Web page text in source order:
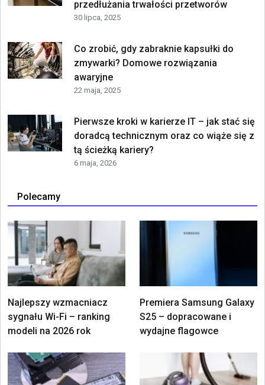
przedłużania trwałości przetworów
30 lipca, 2025
Co zrobić, gdy zabraknie kapsułki do
zmywarki? Domowe rozwiązania
awaryjne
22 maja, 2025
Pierwsze kroki w karierze IT – jak stać się
doradcą technicznym oraz co wiąże się z
tą ścieżką kariery?
6 maja, 2026
Polecamy
Najlepszy wzmacniacz
sygnału Wi-Fi – ranking
modeli na 2026 rok
Premiera Samsung Galaxy
S25 – dopracowane i
wydajne flagowce